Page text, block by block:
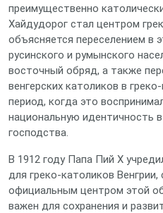
преимущественно
Хайдудорог стал центром
объясняется переселением в
русинского и румынского
восточный обряд, а также
венгерских католиков в
период, когда это
национальную идентичность в
господства.
В 1912 году Папа Пий X
для греко-католиков
официальным центром этой
важен для сохранения и